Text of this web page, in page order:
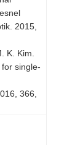
2015,
K. Kim.
single-
366,